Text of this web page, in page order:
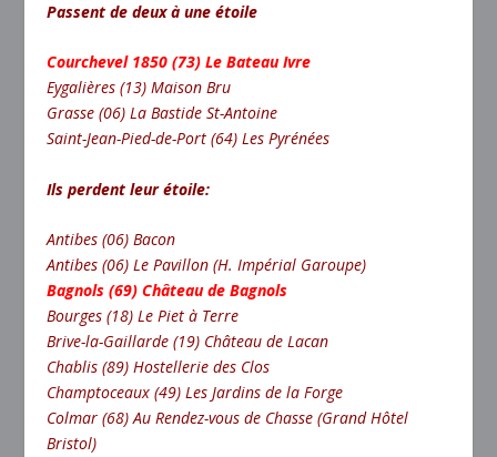
Passent de deux à une étoile
Courchevel 1850 (73) Le Bateau Ivre
Eygalières (13) Maison Bru
Grasse (06) La Bastide St-Antoine
Saint-Jean-Pied-de-Port (64) Les Pyrénées
Ils perdent leur étoile:
Antibes (06) Bacon
Antibes (06) Le Pavillon (H. Impérial Garoupe)
Bagnols (69) Château de Bagnols
Bourges (18) Le Piet à Terre
Brive-la-Gaillarde (19) Château de Lacan
Chablis (89) Hostellerie des Clos
Champtoceaux (49) Les Jardins de la Forge
Colmar (68) Au Rendez-vous de Chasse (Grand Hôtel
Bristol)